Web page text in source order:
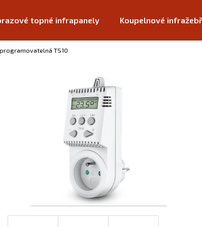
topné infrapanely Koupelnové
TS10
Co potřebujete najít?
Doporučujeme